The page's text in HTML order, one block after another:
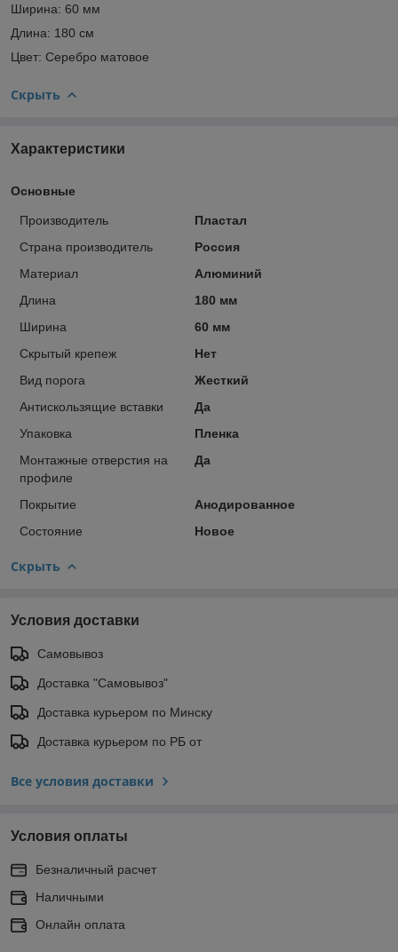
Ширина: 60 мм
Длина: 180 см
Цвет: Серебро матовое
Скрыть
Характеристики
Основные
Производитель
Пластал
Страна производитель
Россия
Материал
Алюминий
Длина
180 мм
Ширина
60 мм
Скрытый крепеж
Нет
Вид порога
Жесткий
Антискользящие вставки
Да
Упаковка
Пленка
Монтажные отверстия на
профиле
Да
Покрытие
Анодированное
Состояние
Новое
Скрыть
Условия доставки
Самовывоз
Доставка "Самовывоз"
Доставка курьером по Минску
Доставка курьером по РБ от
Все условия доставки
Условия оплаты
Безналичный расчет
Наличными
Онлайн оплата